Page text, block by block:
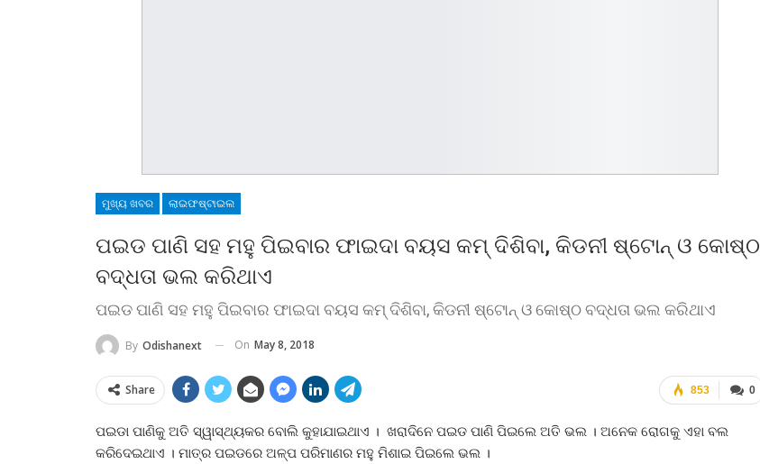
ମୁଖ୍ୟ ଖବର ଲାଇଫଷ୍ଟାଇଲ
ପଇଡ ପାଣି ସହ ମହୁ ପିଇବାର ଫାଇଦା ବୟସ କମ୍‌ ଦିଶିବା, କିଡନୀ ଷ୍ଟୋନ୍‌ ଓ କୋଷ୍ଠ
ବଦ୍ଧତା ଭଲ କରିଥାଏ
ପଇଡ ପାଣି ସହ ମହୁ ପିଇବାର ଫାଇଦା ବୟସ କମ୍‌ ଦିଶିବା, କିଡନୀ ଷ୍ଟୋନ୍‌ ଓ କୋଷ୍ଠ ବଦ୍ଧତା ଭଲ କରିଥାଏ
By Odishanext On May 8, 2018
0
853
Share
ପଇଡା ପାଣିକୁ ଅତି ସ୍ୱାସ୍ଥ୍ୟକର ବୋଲି କୁହାଯାଇଥାଏ । ଖରାଦିନେ ପଇଡ ପାଣି ପିଇଲେ ଅତି ଭଲ । ଅନେକ ରୋଗକୁ ଏହା ବଲ
କରିଦେଇଥାଏ । ମାତ୍ର ପଇଡରେ ଅଳ୍ପ ପରିମାଣର ମହୁ ମିଶାଇ ପିଇଲେ ଭଲ ।